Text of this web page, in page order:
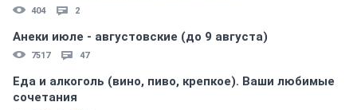
404 2
Анеки июле - августовские (до 9 августа)
7517 47
Еда и алкоголь (вино, пиво, крепкое). Ваши любимые
сочетания